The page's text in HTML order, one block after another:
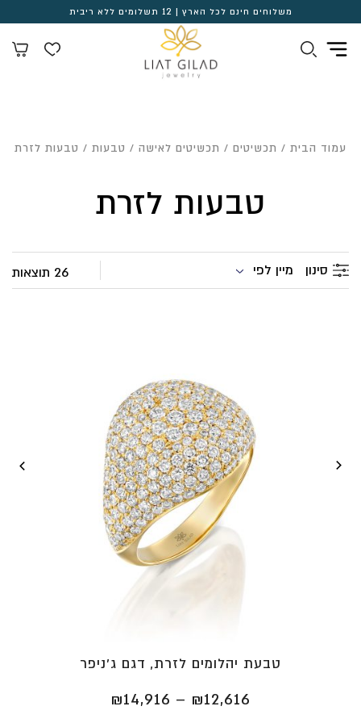
משלוחים חינם לכל הארץ | 12 תשלומים ללא ריבית
עמוד הבית / תכשיטים / תכשיטים לאישה / טבעות / טבעות לזרת
טבעות לזרת
סינון מיין לפי 26 תוצאות
טבעת יהלומים לזרת, דגם ג'ניפר
₪12,616
–
₪14,916